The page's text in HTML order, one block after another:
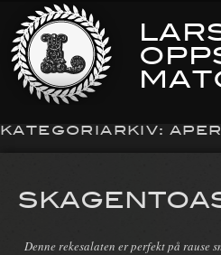
KATEGORIARKIV:
Denne rekesalaten er perfekt på rause